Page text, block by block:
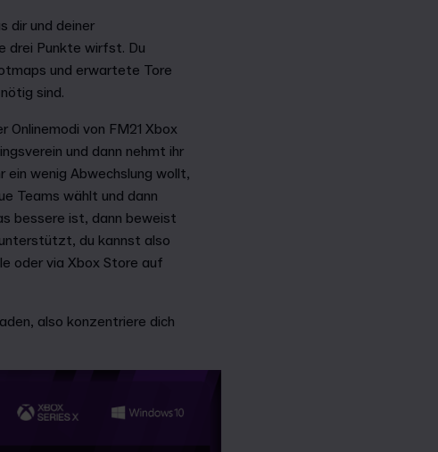
dir und deiner
drei Punkte wirfst. Du
und erwartete Tore
sind.
von FM21 Xbox
und dann nehmt ihr
ein wenig Abwechslung wollt,
Teams wählt und dann
bessere ist, dann beweist
du kannst also
oder via Xbox Store auf
also konzentriere dich